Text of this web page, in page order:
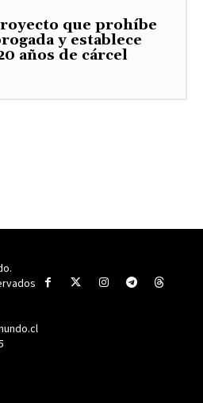
que prohíbe
y establece
años de cárcel